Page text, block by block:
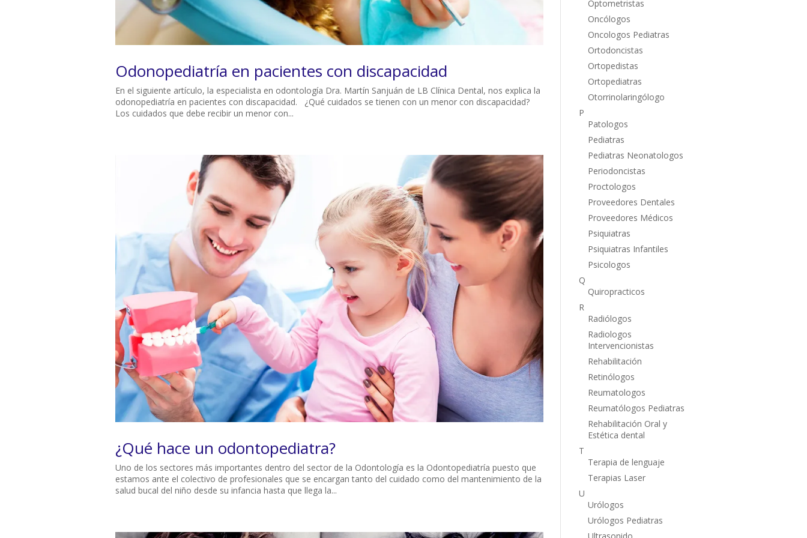
Odonopediatría en pacientes con discapacidad
En el siguiente artículo, la especialista en odontología Dra. Martín Sanjuán de LB Clínica Dental, nos explica la
odonopediatría en pacientes con discapacidad. ¿Qué cuidados se tienen con un menor con discapacidad?
Los cuidados que debe recibir un menor con...
¿Qué hace un odontopediatra?
Uno de los sectores más importantes dentro del sector de la Odontología es la Odontopediatría puesto que
estamos ante el colectivo de profesionales que se encargan tanto del cuidado como del mantenimiento de la
salud bucal del niño desde su infancia hasta que llega la...
Optometristas
Oncólogos
Oncologos Pediatras
Ortodoncistas
Ortopedistas
Ortopediatras
Otorrinolaringólogo
P
Patologos
Pediatras
Pediatras Neonatologos
Periodoncistas
Proctologos
Proveedores Dentales
Proveedores Médicos
Psiquiatras
Psiquiatras Infantiles
Psicologos
Q
Quiropracticos
R
Radiólogos
Radiologos
Intervencionistas
Rehabilitación
Retinólogos
Reumatologos
Reumatólogos Pediatras
Rehabilitación Oral y
Estética dental
T
Terapia de lenguaje
Terapias Laser
U
Urólogos
Urólogos Pediatras
Ultrasonido